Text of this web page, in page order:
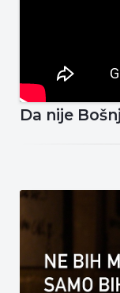
Da nije